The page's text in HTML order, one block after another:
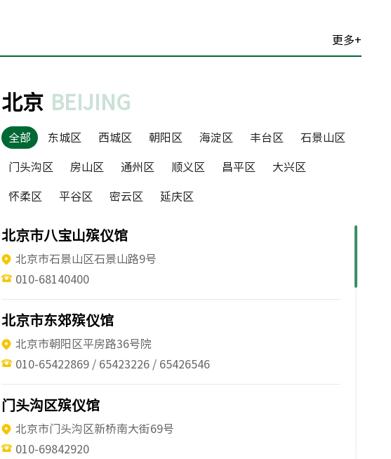
更多+
北京 BEIJING
全部 东城区 西城区 朝阳区 海淀区 丰台区 石景山区
门头沟区 房山区 通州区 顺义区 昌平区 大兴区
怀柔区 平谷区 密云区 延庆区
北京市八宝山殡仪馆
北京市石景山区石景山路9号
010-68140400
北京市东郊殡仪馆
北京市朝阳区平房路36号院
010-65422869 / 65423226 / 65426546
门头沟区殡仪馆
北京市门头沟区新桥南大街69号
010-69842920